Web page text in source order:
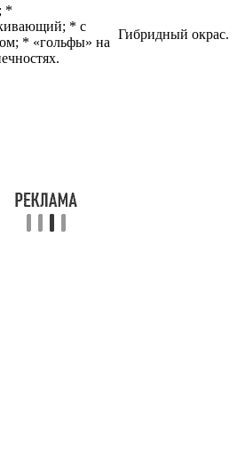
*
* с
* «гольфы» на
Гибридный окрас.